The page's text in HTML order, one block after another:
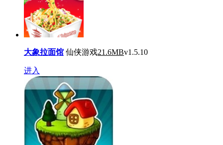
大象拉面馆 仙侠游戏21.6MBv1.5.10
进入